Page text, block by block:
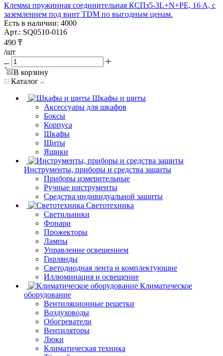
Клемма пружинная соединительная КСПз5-3L+N+PE, 16 A, с
заземлением под винт TDM по выгодным ценам.
Есть в наличии: 4000
Арт.: SQ0510-0116
490 ₸
/шт
В корзину
Каталог
Шкафы и щиты
Аксессуары для шкафов
Боксы
Корпуса
Шкафы
Щиты
Ящики
Инструменты, приборы и средства защиты
Приборы измерительные
Ручные инструменты
Средства индивидуальной защиты
Светотехника
Светильники
Фонари
Прожекторы
Лампы
Управление освещением
Гирлянды
Светодиодная лента и комплектующие
Иллюминация и освещение
Климатическое
оборудование
Вентиляционные решетки
Воздуховоды
Обогреватели
Вентиляторы
Люки
Климатическая техника